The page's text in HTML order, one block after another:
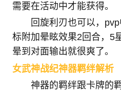
需要在活动中才能获得。
回旋利刃也可以，
标附加晕眩效果2回合，5
晕到对面输出就很爽了。
女武神战纪神器羁绊解析
神器的羁绊跟卡牌的